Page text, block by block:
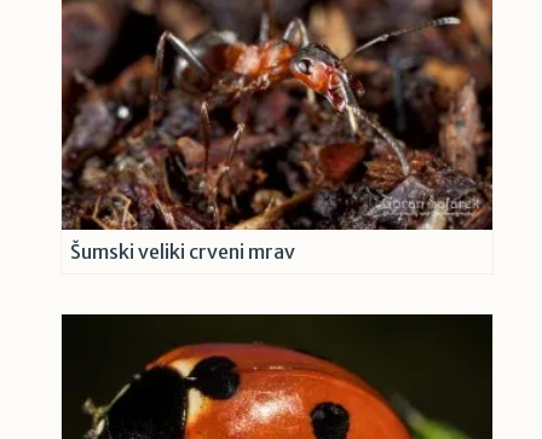
Šumski veliki crveni mrav